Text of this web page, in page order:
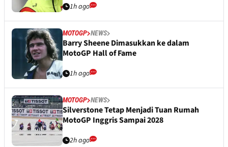
1h ago
MOTOGP NEWS
Barry Sheene Dimasukkan ke dalam
MotoGP Hall of Fame
1h ago
MOTOGP NEWS
Silverstone Tetap Menjadi Tuan Rumah
MotoGP Inggris Sampai 2028
2h ago